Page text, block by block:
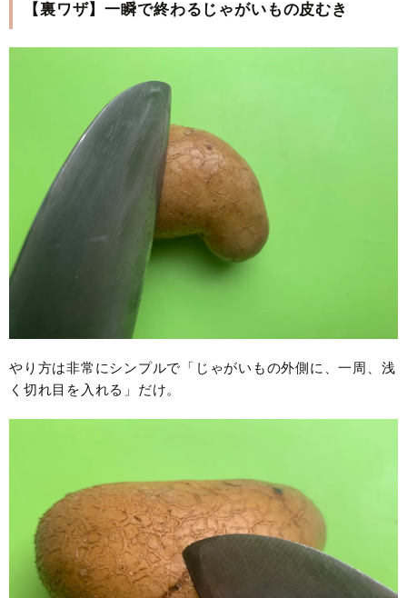
【裏ワザ】一瞬で終わるじゃがいもの皮むき
やり方は非常にシンプルで「じゃがいもの外側に、一周、浅
く切れ目を入れる」だけ。